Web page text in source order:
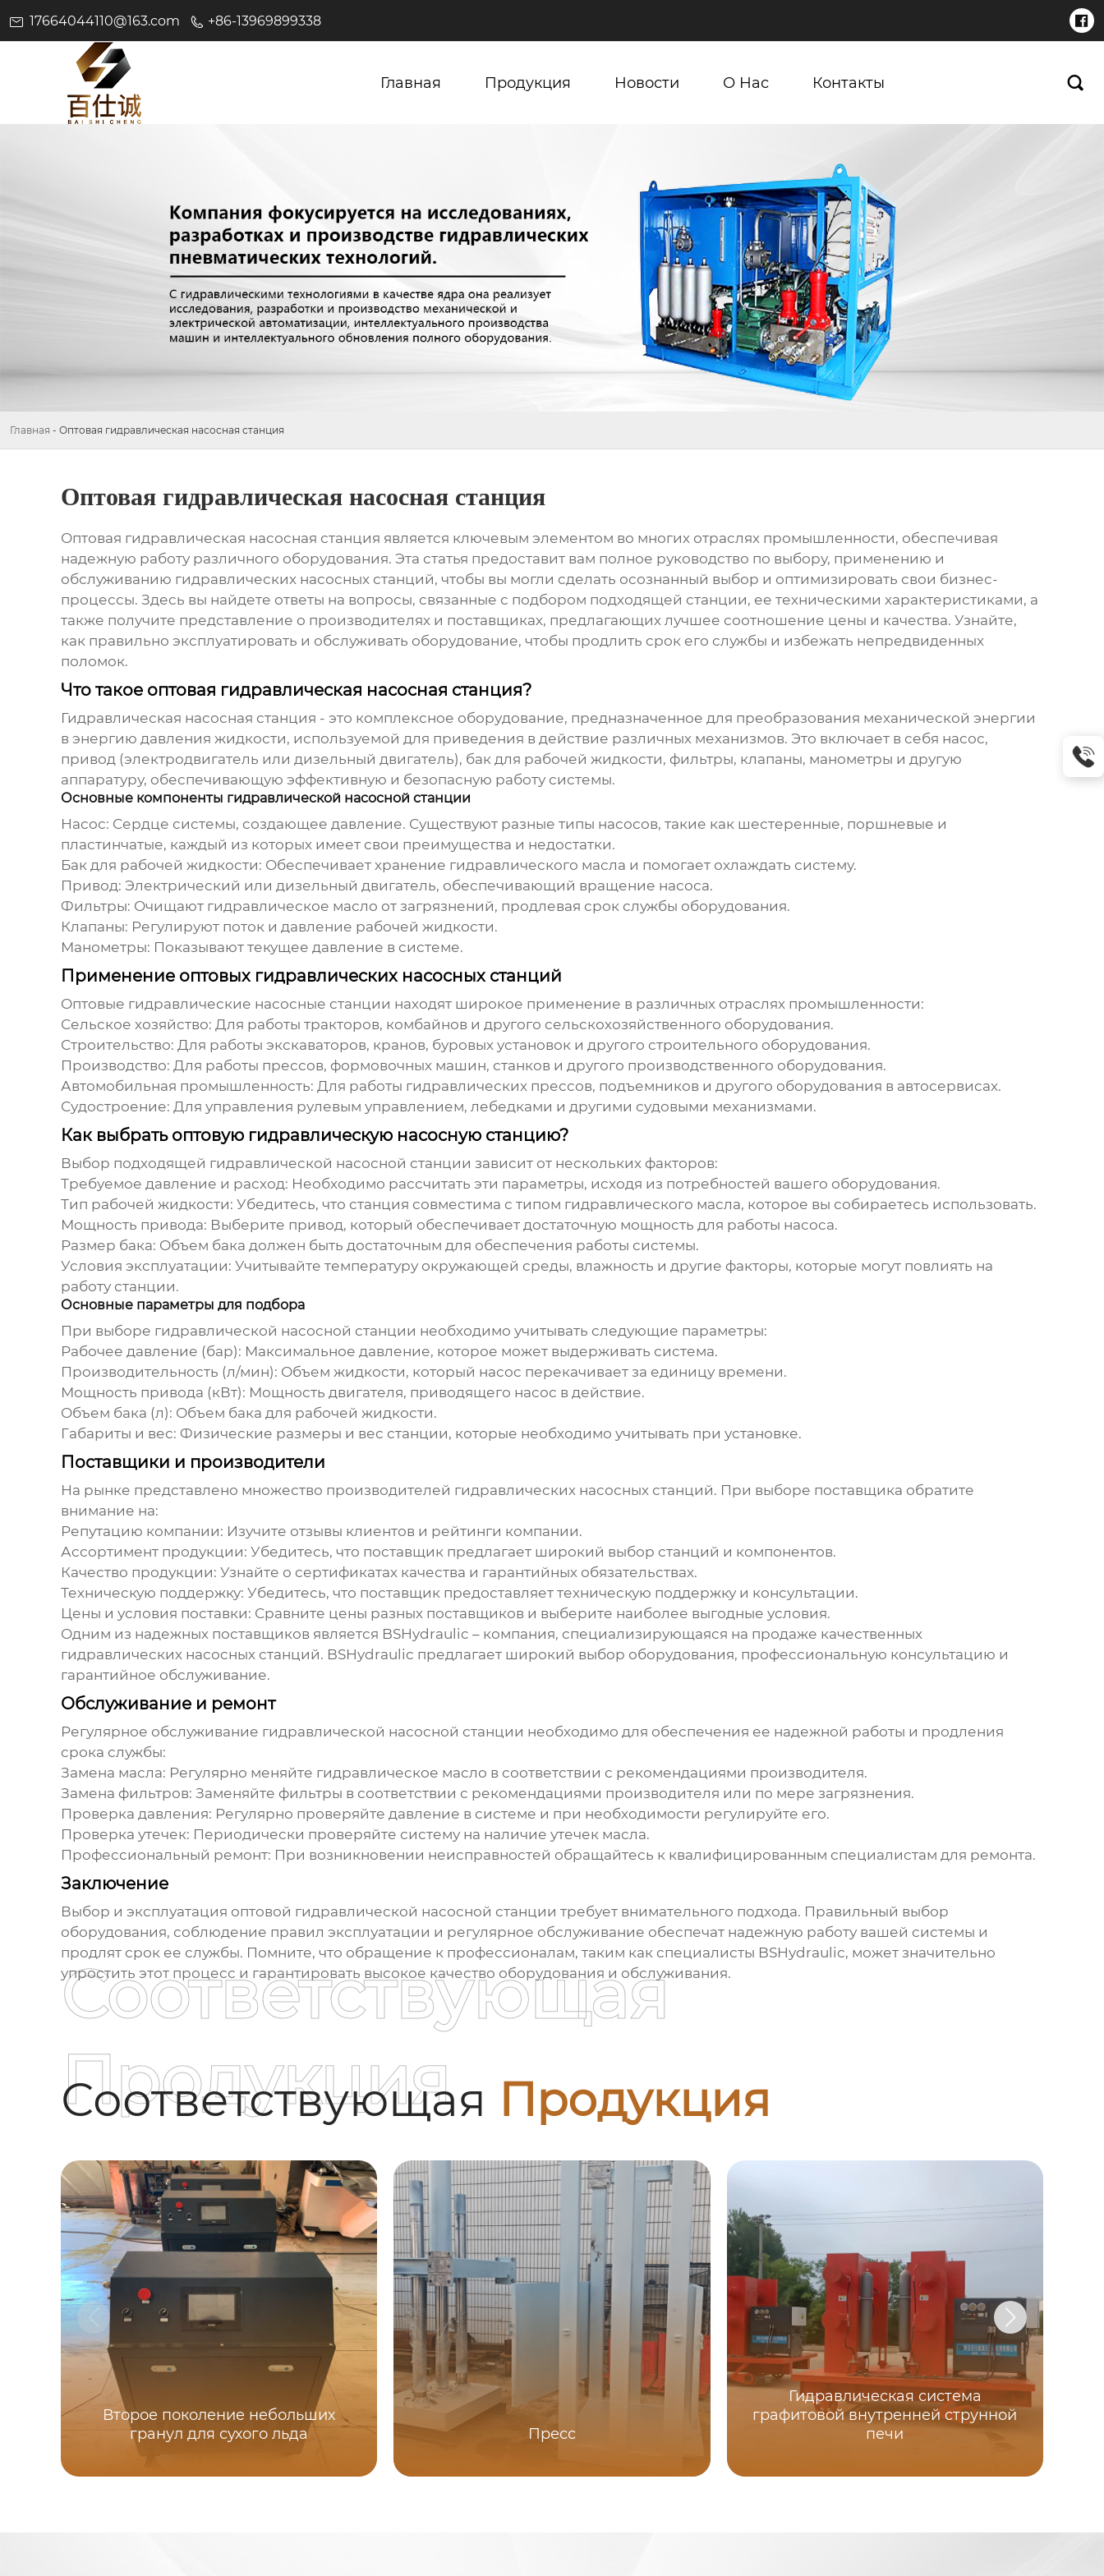
17664044110@163.com +86-13969899338 
Главная Продукция Новости О Нас Контакты 
Главная - Оптовая гидравлическая насосная станция
Оптовая гидравлическая насосная станция
Оптовая гидравлическая насосная станция является ключевым элементом во многих отраслях промышленности, обеспечивая
надежную работу различного оборудования. Эта статья предоставит вам полное руководство по выбору, применению и
обслуживанию гидравлических насосных станций, чтобы вы могли сделать осознанный выбор и оптимизировать свои бизнес-
процессы. Здесь вы найдете ответы на вопросы, связанные с подбором подходящей станции, ее техническими характеристиками, а
также получите представление о производителях и поставщиках, предлагающих лучшее соотношение цены и качества. Узнайте,
как правильно эксплуатировать и обслуживать оборудование, чтобы продлить срок его службы и избежать непредвиденных
поломок.
Что такое оптовая гидравлическая насосная станция?
Гидравлическая насосная станция - это комплексное оборудование, предназначенное для преобразования механической энергии
в энергию давления жидкости, используемой для приведения в действие различных механизмов. Это включает в себя насос,
привод (электродвигатель или дизельный двигатель), бак для рабочей жидкости, фильтры, клапаны, манометры и другую
аппаратуру, обеспечивающую эффективную и безопасную работу системы.
Основные компоненты гидравлической насосной станции
Насос: Сердце системы, создающее давление. Существуют разные типы насосов, такие как шестеренные, поршневые и
пластинчатые, каждый из которых имеет свои преимущества и недостатки.
Бак для рабочей жидкости: Обеспечивает хранение гидравлического масла и помогает охлаждать систему.
Привод: Электрический или дизельный двигатель, обеспечивающий вращение насоса.
Фильтры: Очищают гидравлическое масло от загрязнений, продлевая срок службы оборудования.
Клапаны: Регулируют поток и давление рабочей жидкости.
Манометры: Показывают текущее давление в системе.
Применение оптовых гидравлических насосных станций
Оптовые гидравлические насосные станции находят широкое применение в различных отраслях промышленности:
Сельское хозяйство: Для работы тракторов, комбайнов и другого сельскохозяйственного оборудования.
Строительство: Для работы экскаваторов, кранов, буровых установок и другого строительного оборудования.
Производство: Для работы прессов, формовочных машин, станков и другого производственного оборудования.
Автомобильная промышленность: Для работы гидравлических прессов, подъемников и другого оборудования в автосервисах.
Судостроение: Для управления рулевым управлением, лебедками и другими судовыми механизмами.
Как выбрать оптовую гидравлическую насосную станцию?
Выбор подходящей гидравлической насосной станции зависит от нескольких факторов:
Требуемое давление и расход: Необходимо рассчитать эти параметры, исходя из потребностей вашего оборудования.
Тип рабочей жидкости: Убедитесь, что станция совместима с типом гидравлического масла, которое вы собираетесь использовать.
Мощность привода: Выберите привод, который обеспечивает достаточную мощность для работы насоса.
Размер бака: Объем бака должен быть достаточным для обеспечения работы системы.
Условия эксплуатации: Учитывайте температуру окружающей среды, влажность и другие факторы, которые могут повлиять на
работу станции.
Основные параметры для подбора
При выборе гидравлической насосной станции необходимо учитывать следующие параметры:
Рабочее давление (бар): Максимальное давление, которое может выдерживать система.
Производительность (л/мин): Объем жидкости, который насос перекачивает за единицу времени.
Мощность привода (кВт): Мощность двигателя, приводящего насос в действие.
Объем бака (л): Объем бака для рабочей жидкости.
Габариты и вес: Физические размеры и вес станции, которые необходимо учитывать при установке.
Поставщики и производители
На рынке представлено множество производителей гидравлических насосных станций. При выборе поставщика обратите
внимание на:
Репутацию компании: Изучите отзывы клиентов и рейтинги компании.
Ассортимент продукции: Убедитесь, что поставщик предлагает широкий выбор станций и компонентов.
Качество продукции: Узнайте о сертификатах качества и гарантийных обязательствах.
Техническую поддержку: Убедитесь, что поставщик предоставляет техническую поддержку и консультации.
Цены и условия поставки: Сравните цены разных поставщиков и выберите наиболее выгодные условия.
Одним из надежных поставщиков является BSHydraulic – компания, специализирующаяся на продаже качественных
гидравлических насосных станций. BSHydraulic предлагает широкий выбор оборудования, профессиональную консультацию и
гарантийное обслуживание.
Обслуживание и ремонт
Регулярное обслуживание гидравлической насосной станции необходимо для обеспечения ее надежной работы и продления
срока службы:
Замена масла: Регулярно меняйте гидравлическое масло в соответствии с рекомендациями производителя.
Замена фильтров: Заменяйте фильтры в соответствии с рекомендациями производителя или по мере загрязнения.
Проверка давления: Регулярно проверяйте давление в системе и при необходимости регулируйте его.
Проверка утечек: Периодически проверяйте систему на наличие утечек масла.
Профессиональный ремонт: При возникновении неисправностей обращайтесь к квалифицированным специалистам для ремонта.
Заключение
Выбор и эксплуатация оптовой гидравлической насосной станции требует внимательного подхода. Правильный выбор
оборудования, соблюдение правил эксплуатации и регулярное обслуживание обеспечат надежную работу вашей системы и
продлят срок ее службы. Помните, что обращение к профессионалам, таким как специалисты BSHydraulic, может значительно
упростить этот процесс и гарантировать высокое качество оборудования и обслуживания.
Соответствующая Продукция
Соответствующая
Продукция
Второе поколение небольших
гранул для сухого льда
Пресс
Гидравлическая система
графитовой внутренней струнной
печи